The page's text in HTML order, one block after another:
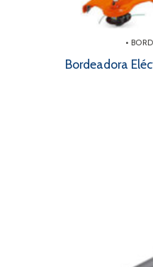
•
Bordeadora